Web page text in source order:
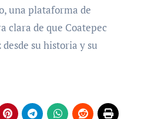
una plataforma de
clara de que Coatepec
su historia y su